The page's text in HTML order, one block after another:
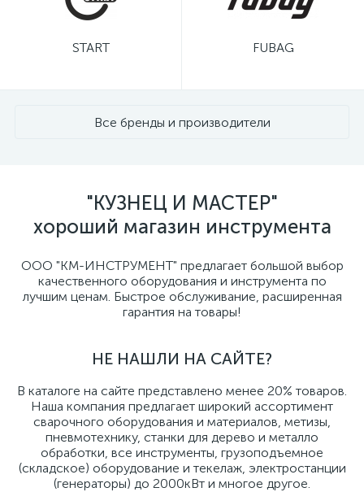
START FUBAG
Все бренды и производители
"КУЗНЕЦ И МАСТЕР"
хороший магазин инструмента
ООО "КМ-ИНСТРУМЕНТ" предлагает большой выбор
качественного оборудования и инструмента по
лучшим ценам. Быстрое обслуживание, расширенная
гарантия на товары!
НЕ НАШЛИ НА САЙТЕ?
В каталоге на сайте представлено менее 20% товаров.
Наша компания предлагает широкий ассортимент
сварочного оборудования и материалов, метизы,
пневмотехнику, станки для дерево и металло
обработки, все инструменты, грузоподъемное
(складское) оборудование и текелаж, электростанции
(генераторы) до 2000кВт и многое другое.